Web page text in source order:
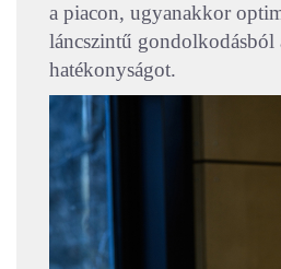
a piacon, ugyanakkor
láncszintű gondolkodásból
hatékonyságot.